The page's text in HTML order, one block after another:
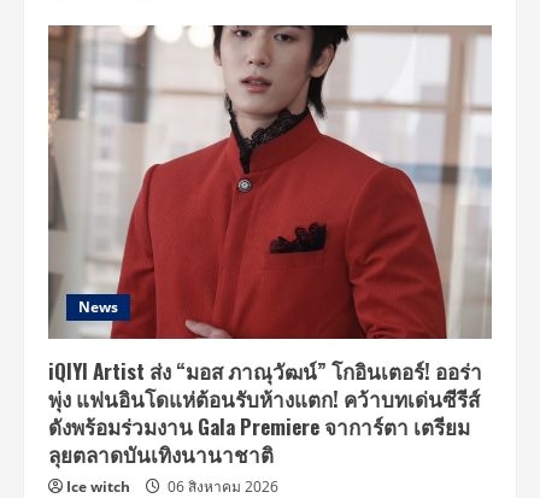
News
iQIYI Artist ส่ง “มอส ภาณุวัฒน์” โกอินเตอร์! ออร่า
พุ่ง แฟนอินโดแห่ต้อนรับห้างแตก! คว้าบทเด่นซีรีส์
ดังพร้อมร่วมงาน Gala Premiere จาการ์ตา เตรียม
ลุยตลาดบันเทิงนานาชาติ
Ice witch 06 สิงหาคม 2026